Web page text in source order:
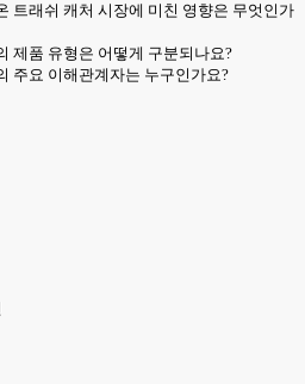
트래쉬 캐처 시장에 미친 영향은 무엇인가
제품 유형은 어떻게 구분되나요?
주요 이해관계자는 누구인가요?